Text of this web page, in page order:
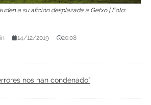
a su afición desplazada a Getxo | Foto:
14/12/2019 20:08
nos han condenado”